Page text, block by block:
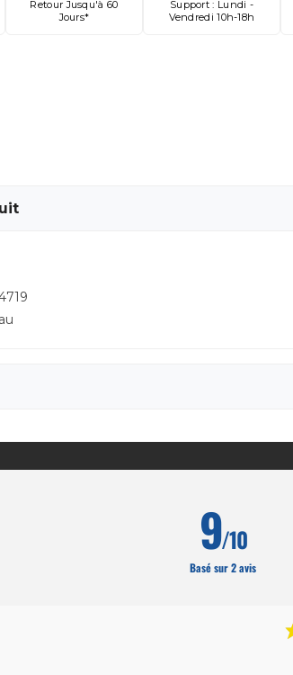
Retour Jusqu'à 60
Jours*
Support : Lundi -
Vendredi 10h-18h
9/10
Basé sur 2 avis